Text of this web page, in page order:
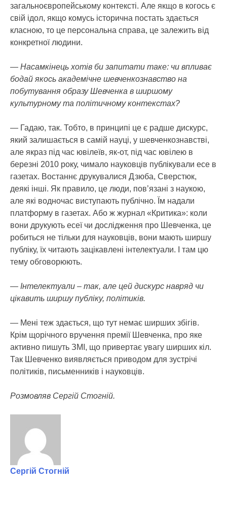
загальноєвропейському контексті. Але якщо в когось є
свій ідол, якщо комусь історична постать здається
класною, то це персональна справа, це залежить від
конкретної людини.
— Насамкінець хотів би запитати таке: чи впливає
бодай якось академічне шевченкознавство на
побутування образу Шевченка в ширшому
культурному та політичному контекстах?
— Гадаю, так. Тобто, в принципі це є радше дискурс,
який залишається в самій науці, у шевченкознавстві,
але якраз під час ювілеїв, як-от, під час ювілею в
березні 2010 року, чимало науковців публікували есе в
газетах. Востаннє друкувалися Дзюба, Сверстюк,
деякі інші. Як правило, це люди, пов’язані з наукою,
але які водночас виступають публічно. Їм надали
платформу в газетах. Або ж журнал «Критика»: коли
вони друкують есеї чи дослідження про Шевченка, це
робиться не тільки для науковців, вони мають ширшу
публіку, їх читають зацікавлені інтелектуали. І там цю
тему обговорюють.
— Інтелектуали – так, але цей дискурс навряд чи
цікавить ширшу публіку, політиків.
— Мені теж здається, що тут немає ширших збігів.
Крім щорічного вручення премії Шевченка, про яке
активно пишуть ЗМІ, що привертає увагу ширших кіл.
Так Шевченко виявляється приводом для зустрічі
політиків, письменників і науковців.
Розмовляв Сергій Стогній.
Сергій Стогній